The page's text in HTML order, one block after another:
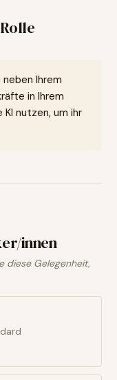
Ihrem
in Ihrem
nutzen, um ihr
innen
diese Gelegenheit,